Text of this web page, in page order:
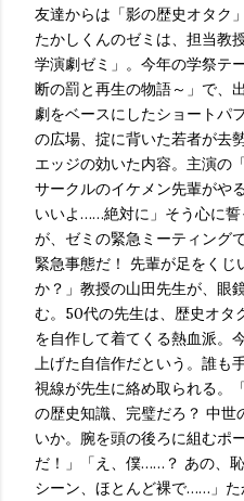
友達からは「影の歴史オタク
たかしくんのゼミは、担当教
学演劇ゼミ」。今年の学祭テ
断の罰と再生の物語～」で、
劇をベースにしたショートパ
の広場、掟に背いた若者が去
エッジの効いた内容。主演の
サークルのイケメン先輩がや
いいよ……絶対に」そう心に
が、ゼミの緊急ミーティング
緊急事態だ！ 先輩が足をく
か？」教授の山田先生が、眼
む。50代の先生は、歴史オタ
を自作して着てくる熱血派。
上げた自信作だという。誰も
視線が先生に絡め取られる。
の歴史知識、完璧だろ？ 中世
いか。腕を頭の後ろに組むポ
だ！」「え、僕……？ あの、
シーン、ほとんど裸で……」